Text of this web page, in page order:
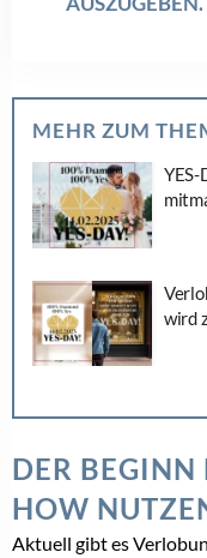
Valentinstag,
Verlobungsringkauf,
POST A COMMENT
Du musst angemeldet